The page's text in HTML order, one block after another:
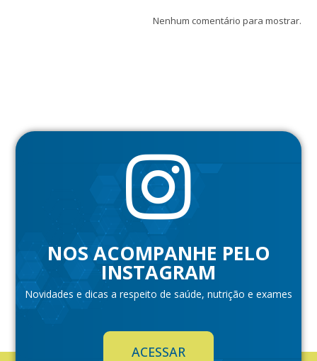
Nenhum comentário para mostrar.
NOS ACOMPANHE PELO
INSTAGRAM
Novidades e dicas a respeito de saúde, nutrição e exames
ACESSAR